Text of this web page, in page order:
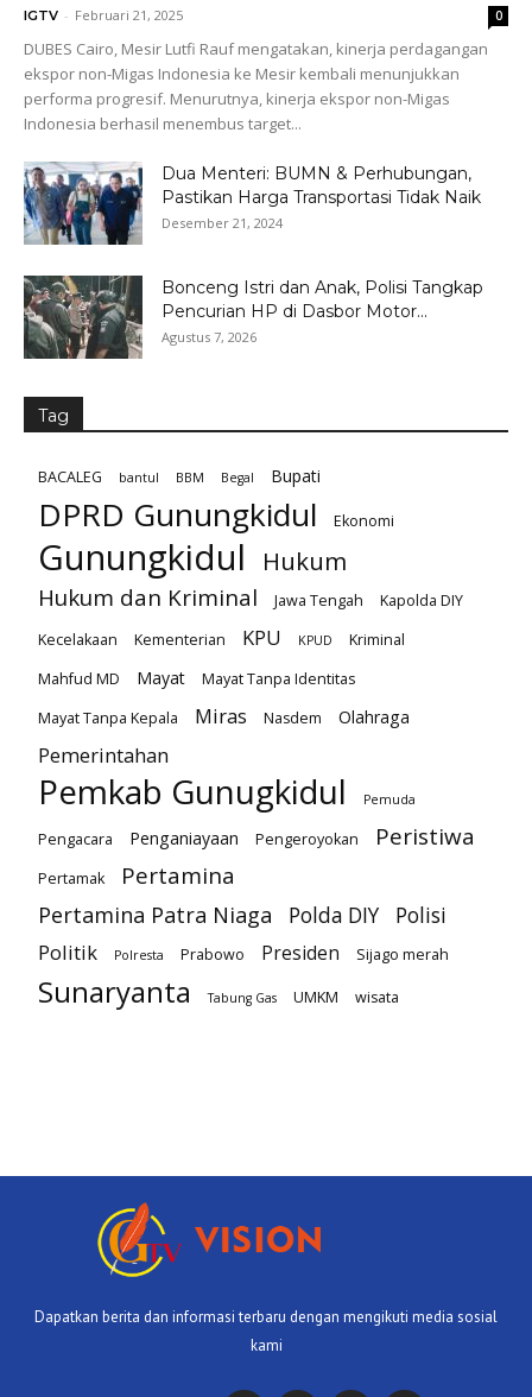
IGTV - Februari 21, 2025 0
DUBES Cairo, Mesir Lutfi Rauf mengatakan, kinerja perdagangan
ekspor non-Migas Indonesia ke Mesir kembali menunjukkan
performa progresif. Menurutnya, kinerja ekspor non-Migas
Indonesia berhasil menembus target...
Dua Menteri: BUMN & Perhubungan,
Pastikan Harga Transportasi Tidak Naik
Desember 21, 2024
Bonceng Istri dan Anak, Polisi Tangkap
Pencurian HP di Dasbor Motor...
Agustus 7, 2026
Tag
BACALEG bantul BBM Begal Bupati
DPRD Gunungkidul Ekonomi
Gunungkidul Hukum
Hukum dan Kriminal Jawa Tengah
Kapolda DIY
Kecelakaan
Kementerian KPU KPUD
Kriminal
Mahfud MD
Mayat
Mayat Tanpa Identitas
Mayat Tanpa Kepala
Miras Nasdem Olahraga
Pemerintahan
Pemkab Gunugkidul Pemuda
Pengacara Penganiayaan Pengeroyokan Peristiwa
Pertamak Pertamina
Pertamina Patra Niaga Polda DIY
Polisi
Politik
Polresta Prabowo Presiden Sijago merah
Sunaryanta Tabung Gas UMKM wisata
Dapatkan berita dan informasi terbaru dengan mengikuti media sosial
kami